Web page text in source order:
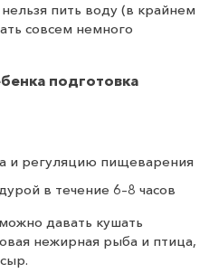
нельзя пить воду (в крайнем
совсем немного
подготовка
и регуляцию пищеварения
в течение 6–8 часов
давать кушать
нежирная рыба и птица,